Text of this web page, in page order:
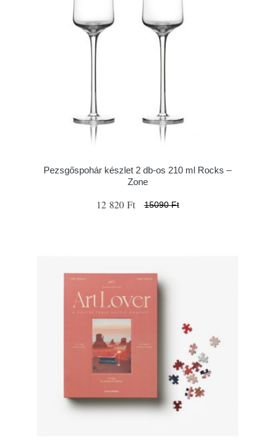
Pezsgőspohár készlet 2 db-os 210 ml Rocks –
Zone
12 820 Ft 15090 Ft